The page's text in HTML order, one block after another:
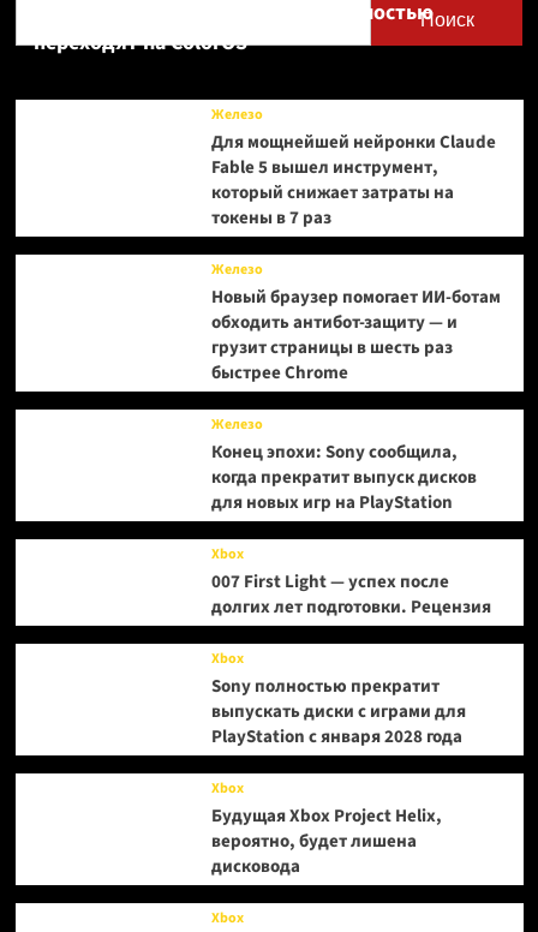
Поиск
Realme UI — OnePlus и realme полностью
переходят на ColorOS
Железо
Для мощнейшей нейронки Claude
Fable 5 вышел инструмент,
который снижает затраты на
токены в 7 раз
Железо
Новый браузер помогает ИИ-ботам
обходить антибот-защиту — и
грузит страницы в шесть раз
быстрее Chrome
Железо
Конец эпохи: Sony сообщила,
когда прекратит выпуск дисков
для новых игр на PlayStation
Xbox
007 First Light — успех после
долгих лет подготовки. Рецензия
Xbox
Sony полностью прекратит
выпускать диски с играми для
PlayStation с января 2028 года
Xbox
Будущая Xbox Project Helix,
вероятно, будет лишена
дисковода
Xbox